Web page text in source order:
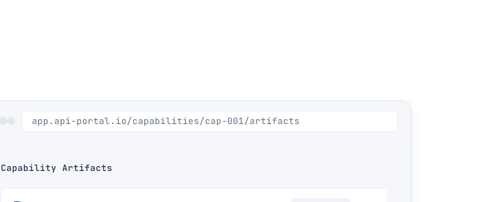
app.api-portal.io/capabilities/cap-001/artifacts
Capability Artifacts